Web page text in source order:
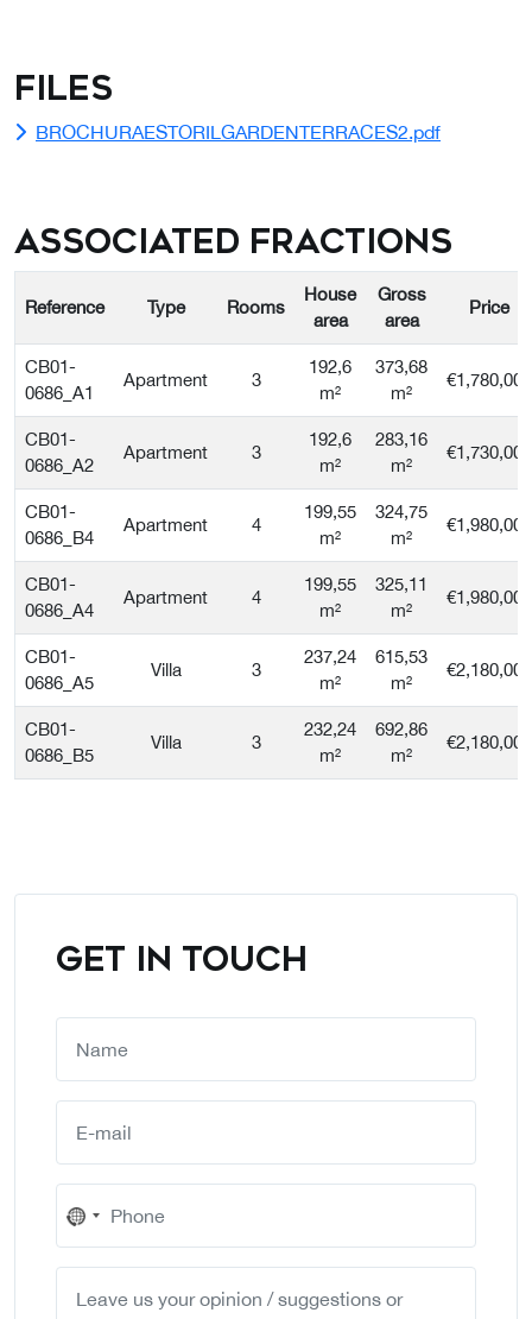
Files
BROCHURAESTORILGARDENTERRACES2.pdf
Associated Fractions
Reference Type Rooms
House
area
Gross
area
Price
CB01-
0686_A1
Apartment 3
192,6
m²
373,68
m²
€1,780,000
CB01-
0686_A2
Apartment 3
192,6
m²
283,16
m²
€1,730,000
CB01-
0686_B4
Apartment 4
199,55
m²
324,75
m²
€1,980,000
CB01-
0686_A4
Apartment 4
199,55
m²
325,11
m²
€1,980,000
CB01-
0686_A5
Villa 3
237,24
m²
615,53
m²
€2,180,000
CB01-
0686_B5
Villa 3
232,24
m²
692,86
m²
€2,180,000
GET IN TOUCH
No
country